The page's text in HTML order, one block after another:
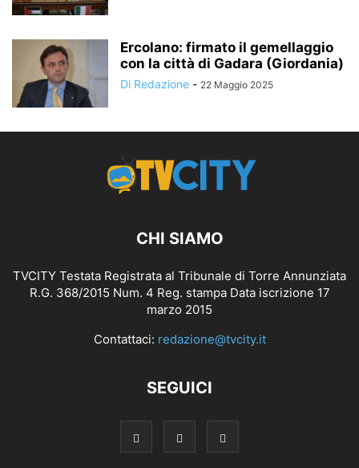
Ercolano: firmato il gemellaggio
con la città di Gadara (Giordania)
Di Redazione - 22 Maggio 2025
CHI SIAMO
TVCITY Testata Registrata al Tribunale di Torre Annunziata
R.G. 368/2015 Num. 4 Reg. stampa Data iscrizione 17
marzo 2015
Contattaci: redazione@tvcity.it
SEGUICI